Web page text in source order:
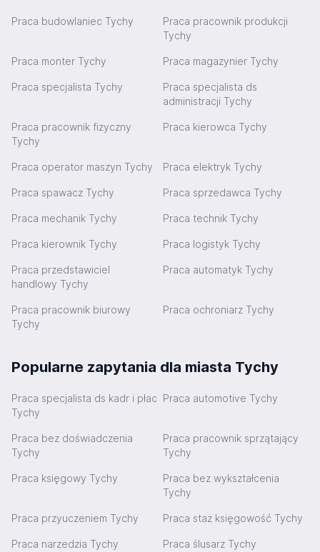
Praca budowlaniec Tychy
Praca pracownik produkcji
Tychy
Praca monter Tychy Praca magazynier Tychy
Praca specjalista Tychy
Praca specjalista ds
administracji Tychy
Praca pracownik fizyczny
Tychy
Praca kierowca Tychy
Praca operator maszyn Tychy Praca elektryk Tychy
Praca spawacz Tychy Praca sprzedawca Tychy
Praca mechanik Tychy Praca technik Tychy
Praca kierownik Tychy Praca logistyk Tychy
Praca przedstawiciel
handlowy Tychy
Praca automatyk Tychy
Praca pracownik biurowy
Tychy
Praca ochroniarz Tychy
Popularne zapytania dla miasta Tychy
Praca specjalista ds kadr i płac
Tychy
Praca automotive Tychy
Praca bez doświadczenia
Tychy
Praca pracownik sprzątający
Tychy
Praca księgowy Tychy
Praca bez wykształcenia
Tychy
Praca przyuczeniem Tychy Praca staż księgowość Tychy
Praca narzedzia Tychy Praca ślusarz Tychy